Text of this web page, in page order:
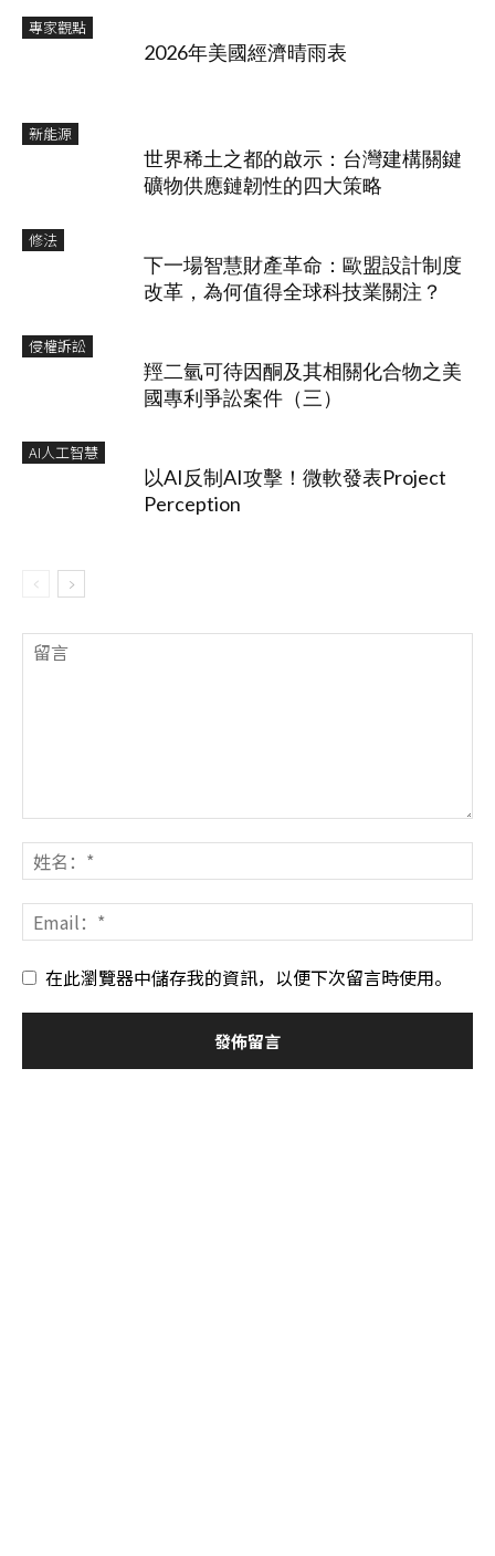
專家觀點
2026年美國經濟晴雨表
新能源
世界稀土之都的啟示：台灣建構關鍵
礦物供應鏈韌性的四大策略
修法
下一場智慧財產革命：歐盟設計制度
改革，為何值得全球科技業關注？
侵權訴訟
羥二氫可待因酮及其相關化合物之美
國專利爭訟案件（三）
AI人工智慧
以AI反制AI攻擊！微軟發表Project
Perception
在此瀏覽器中儲存我的資訊，以便下次留言時使用。